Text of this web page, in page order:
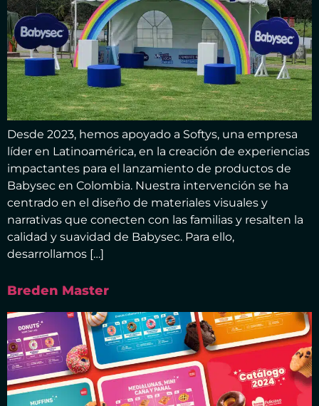
Desde 2023, hemos apoyado a Softys, una empresa
líder en Latinoamérica, en la creación de experiencias
impactantes para el lanzamiento de productos de
Babysec en Colombia. Nuestra intervención se ha
centrado en el diseño de materiales visuales y
narrativas que conecten con las familias y resalten la
calidad y suavidad de Babysec. Para ello,
desarrollamos […]
Breden Master